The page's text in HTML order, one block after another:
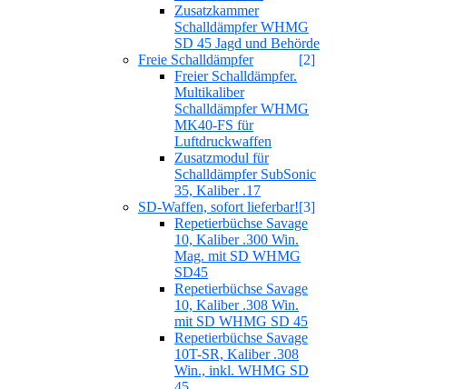
Zusatzkammer
Schalldämpfer WHMG
SD 45 Jagd und Behörde
Freie Schalldämpfer
[2]
Freier Schalldämpfer.
Multikaliber
Schalldämpfer WHMG
MK40-FS für
Luftdruckwaffen
Zusatzmodul für
Schalldämpfer SubSonic
35, Kaliber .17
SD-Waffen, sofort lieferbar![3]
Repetierbüchse Savage
10, Kaliber .300 Win.
Mag. mit SD WHMG
SD45
Repetierbüchse Savage
10, Kaliber .308 Win.
mit SD WHMG SD 45
Repetierbüchse Savage
10T-SR, Kaliber .308
Win., inkl. WHMG SD